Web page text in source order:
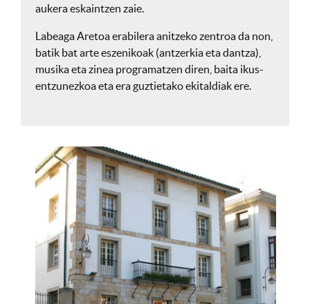
aukera eskaintzen zaie.
Labeaga Aretoa erabilera anitzeko zentroa da non,
batik bat arte eszenikoak (antzerkia eta dantza),
musika eta zinea programatzen diren, baita ikus-
entzunezkoa eta era guztietako ekitaldiak ere.